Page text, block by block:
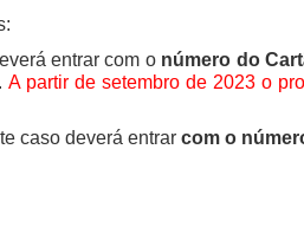
entrar com o número do
A partir de setembro de 2023 o
caso deverá entrar com o